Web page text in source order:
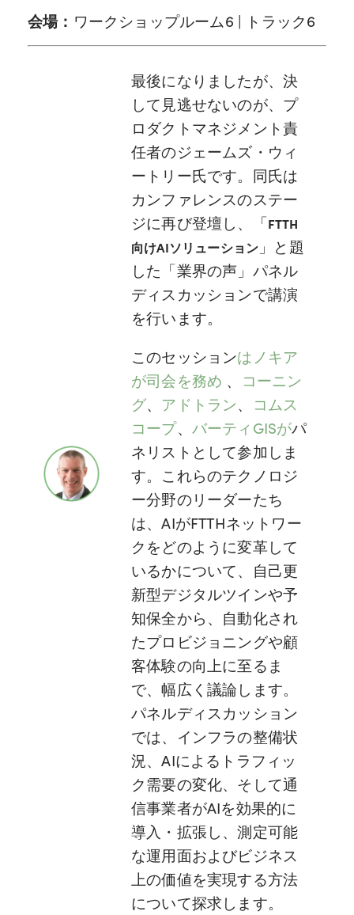
会場： ワークショップルーム6 | トラック6
最後になりましたが、決
して見逃せないのが、プ
ロダクトマネジメント責
任者のジェームズ・ウィ
ートリー氏です。同氏は
カンファレンスのステー
ジに再び登壇し、「FTTH
向けAIソリューション 」と題
した「業界の声」パネル
ディスカッションで講演
を行います。
このセッションはノキア
が司会を務め 、
コーニン
グ、 アドトラン、
コムス
コープ、 バーティGISがパ
ネリストとして参加しま
す。これらのテクノロジ
ー分野のリーダーたち
は、AIがFTTHネットワー
クをどのように変革して
いるかについて、自己更
新型デジタルツインや予
知保全から、自動化され
たプロビジョニングや顧
客体験の向上に至るま
で、幅広く議論します。
パネルディスカッション
では、インフラの整備状
況、AIによるトラフィッ
ク需要の変化、そして通
信事業者がAIを効果的に
導入・拡張し、測定可能
な運用面およびビジネス
上の価値を実現する方法
について探求します。